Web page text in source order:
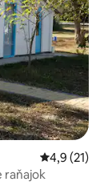
Priemerné
4,9 (21)
raňajok